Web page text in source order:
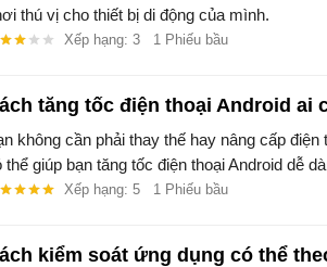
thú vị cho thiết bị di động của mình.
Xếp hạng: 3 1 Phiếu bầu
tăng tốc điện thoại Android ai
không cần phải thay thế hay nâng cấp
thể giúp bạn tăng tốc điện thoại Android dễ
Xếp hạng: 5 1 Phiếu bầu
kiểm soát ứng dụng có thể